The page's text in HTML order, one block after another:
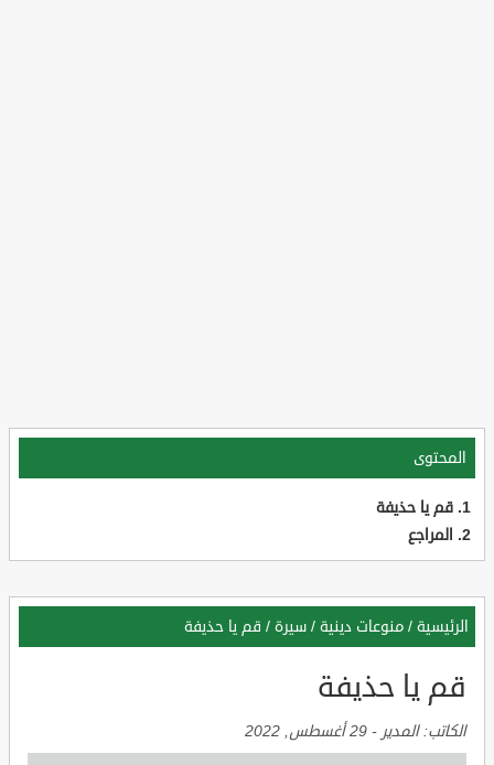
المحتوى
قم يا حذيفة
المراجع
الرئيسية / منوعات دينية / سيرة / قم يا حذيفة
قم يا حذيفة
الكاتب:المدير - 29 أغسطس, 2022